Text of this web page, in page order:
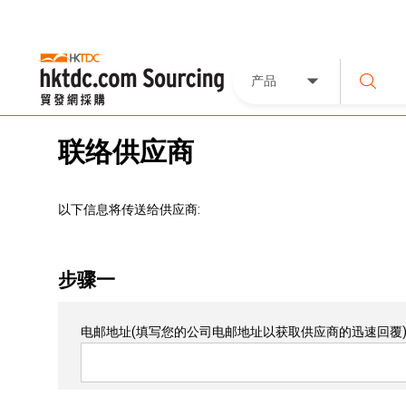
产品
联络供应商
以下信息将传送给供应商:
步骤一
电邮地址(填写您的公司电邮地址以获取供应商的迅速回覆)